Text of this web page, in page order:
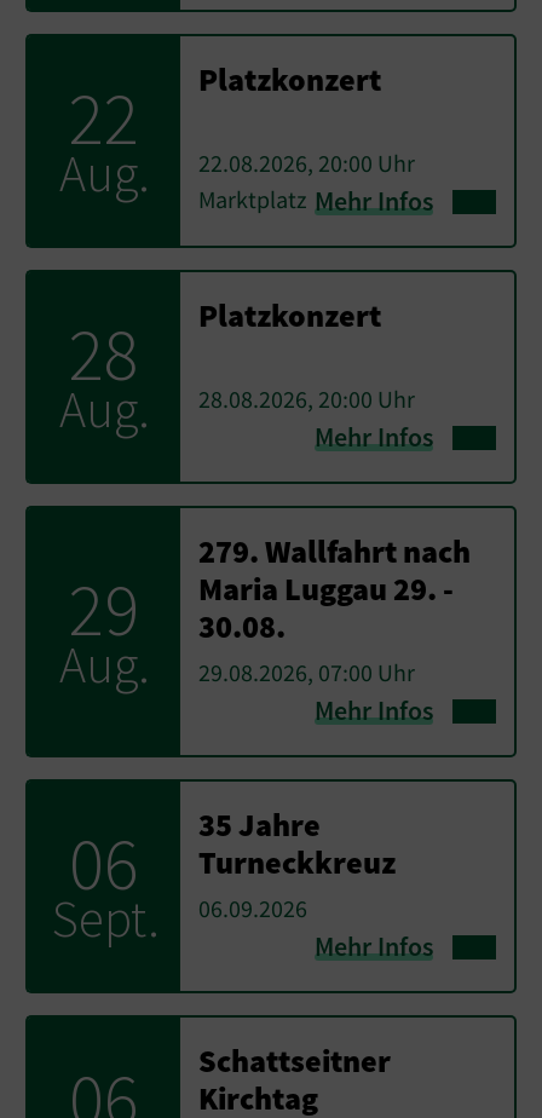
22
Aug.
Platzkonzert
22.08.2026, 20:00 Uhr
Marktplatz Mehr Infos
28
Aug.
Platzkonzert
28.08.2026, 20:00 Uhr
Mehr Infos
29
Aug.
279. Wallfahrt nach
Maria Luggau 29. -
30.08.
29.08.2026, 07:00 Uhr
Mehr Infos
06
Sept.
35 Jahre
Turneckkreuz
06.09.2026
Mehr Infos
06
Schattseitner
Kirchtag